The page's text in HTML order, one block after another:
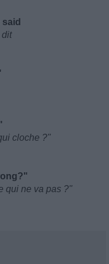
dit
cloche ?"
qui ne va pas ?"